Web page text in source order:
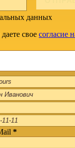
данных
свое согласие
*